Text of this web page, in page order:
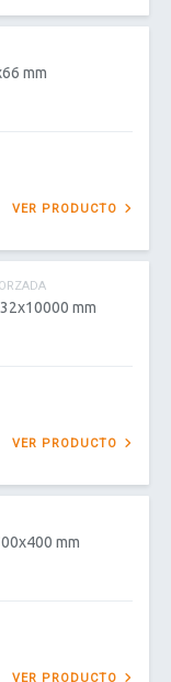
mm
VER PRODUCTO
mm
VER PRODUCTO
mm
VER PRODUCTO